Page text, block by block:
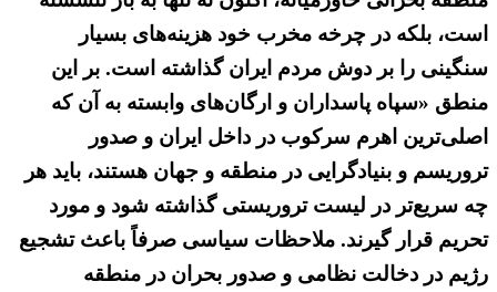
است، بلکه در چرخه مخرب خود هزینه‌های بسیار
سنگینی را بر دوش مردم ایران گذاشته است. بر این
منطق «سپاه پاسداران و ارگان‌های وابسته به آن که
اصلی‌ترین اهرم سرکوب در داخل ایران و صدور
تروریسم و بنیادگرایی در منطقه و جهان هستند، باید هر
چه سریع‌تر در لیست تروریستی گذاشته شود و مورد
تحریم قرار گیرند. ملاحظات سیاسی صرفاً باعث تشجیع
رژیم در دخالت نظامی و صدور بحران در منطقه